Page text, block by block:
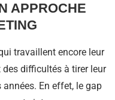
APPROCHE
travaillent encore leur
difficultés à tirer leur
En effet, le gap